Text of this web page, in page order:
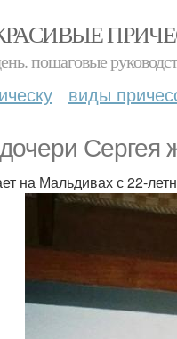
пошаговые
виды
на Мальдивах с 22-